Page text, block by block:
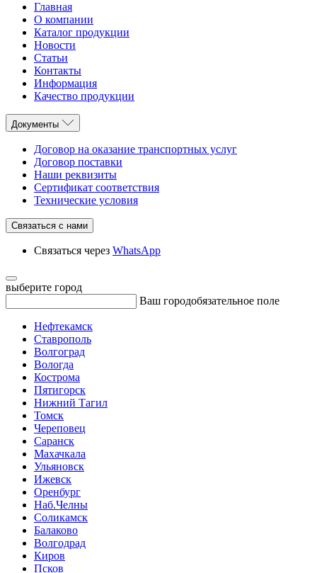
Главная
О компании
Каталог продукции
Новости
Статьи
Контакты
Информация
Качество продукции
Документы
Договор на оказание транспортных услуг
Договор поставки
Наши реквизиты
Сертификат соответствия
Технические условия
Связаться с нами
Связаться через WhatsApp
выберите город
Ваш городобязательное поле
Нефтекамск
Ставрополь
Волгоград
Вологда
Кострома
Пятигорск
Нижний Тагил
Томск
Череповец
Саранск
Махачкала
Ульяновск
Ижевск
Оренбург
Наб.Челны
Соликамск
Балаково
Волгодрад
Киров
Псков